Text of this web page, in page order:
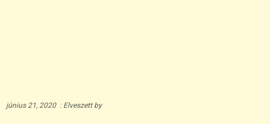
június 21, 2020: Elveszett by